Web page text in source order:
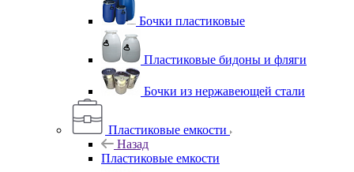
Бочки пластиковые
Пластиковые бидоны и фляги
Бочки из нержавеющей стали
Пластиковые емкости
Назад
Пластиковые емкости